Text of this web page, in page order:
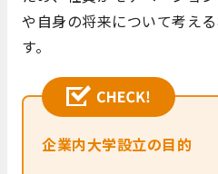
や自身の将来について考え
す。
企業内大学設立の目的